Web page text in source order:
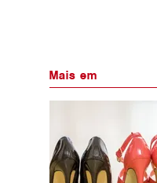
Mais em